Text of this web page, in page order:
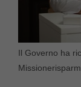
Il Governo ha